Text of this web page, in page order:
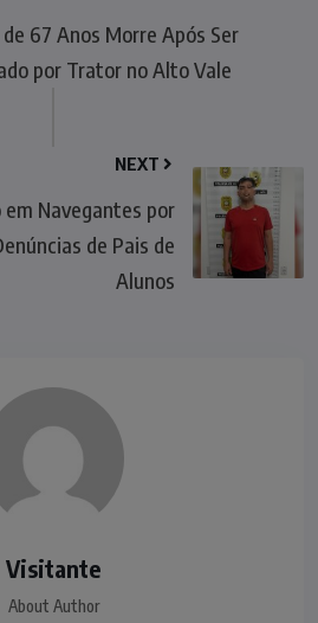
67 Anos Morre Após Ser
por Trator no Alto Vale
NEXT
Navegantes por
de Pais de
Alunos
Visitante
About Author